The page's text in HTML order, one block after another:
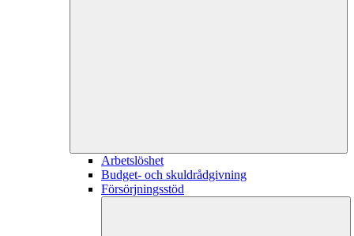
Arbetslöshet
Budget- och skuldrådgivning
Försörjningsstöd